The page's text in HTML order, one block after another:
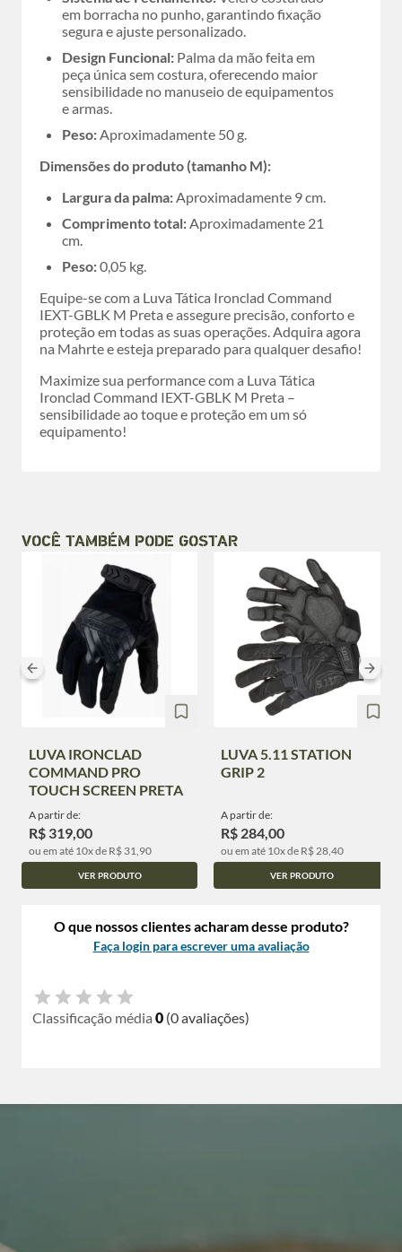
em borracha no punho, garantindo fixação
segura e ajuste personalizado.
Design Funcional: Palma da mão feita em
peça única sem costura, oferecendo maior
sensibilidade no manuseio de equipamentos
e armas.
Peso:Aproximadamente 50 g.
Dimensões do produto (tamanho M):
Largura da palma:Aproximadamente 9 cm.
Comprimento total:Aproximadamente 21
cm.
Peso:0,05 kg.
Equipe-se com a Luva Tática Ironclad Command
IEXT-GBLK M Preta e assegure precisão, conforto e
proteção em todas as suas operações. Adquira agora
na Mahrte e esteja preparado para qualquer desafio!
Maximize sua performance com a Luva Tática
Ironclad Command IEXT-GBLK M Preta –
sensibilidade ao toque e proteção em um só
equipamento!
VOCÊ TAMBÉM PODE GOSTAR
LUVA IRONCLAD
COMMAND PRO
TOUCH SCREEN PRETA
A partir de:
R$ 319,00
ou em até 10x de R$ 31,90
VER PRODUTO
LUVA 5.11 STATION
GRIP 2
A partir de:
R$ 284,00
ou em até 10x de R$ 28,40
VER PRODUTO
O que nossos clientes acharam desse produto?
Faça login para escrever uma avaliação
Classificação média 0 (0 avaliações)